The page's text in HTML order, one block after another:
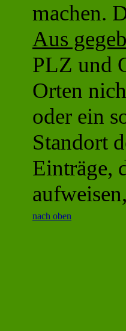
machen.
Aus
PLZ und
Orten
oder ein
Standort
Einträge,
nach oben